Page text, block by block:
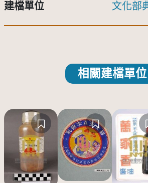
建檔單位 文化部
相關建檔單位